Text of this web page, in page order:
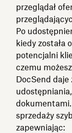
przeglądał
Po
kiedy została
potencjalni
czemu
DocSend daje
dokumentami.
sprzedaży
zapewniając: